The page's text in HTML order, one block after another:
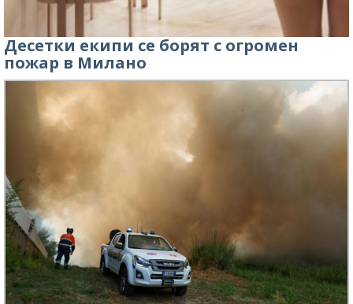
Десетки екипи се борят с огромен
пожар в Милано